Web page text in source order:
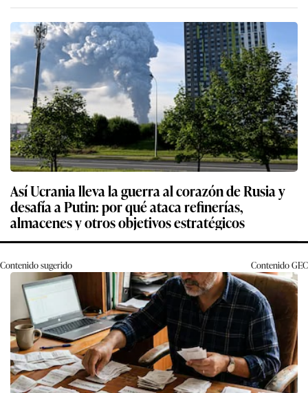
Así Ucrania lleva la guerra al corazón de Rusia y
desafía a Putin: por qué ataca refinerías,
almacenes y otros objetivos estratégicos
Contenido sugerido ContenidoGEC